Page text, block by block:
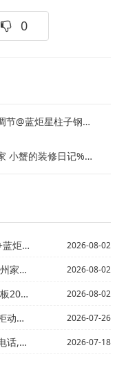
0
柱子钢筋割断有什么后果
计自己监理 网购达人5万搞定...
费标准 2026-08-02
燃气灶 2026-08-02
更新 2026-08-02
理 2026-07-26
器企... 2026-07-18